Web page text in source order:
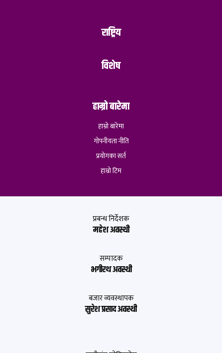
राष्ट्रिय
विशेष
हाम्रो बारेमा
हाम्रो बारेमा
गोपनीयता नीति
प्रयोगका सर्त
हाम्रो टिम
प्रबन्ध निर्देशक
महेश अवस्थी
सम्पादक
भगीरथ अवस्थी
बजार व्यवस्थापक
सुरेश प्रसाद अवस्थी